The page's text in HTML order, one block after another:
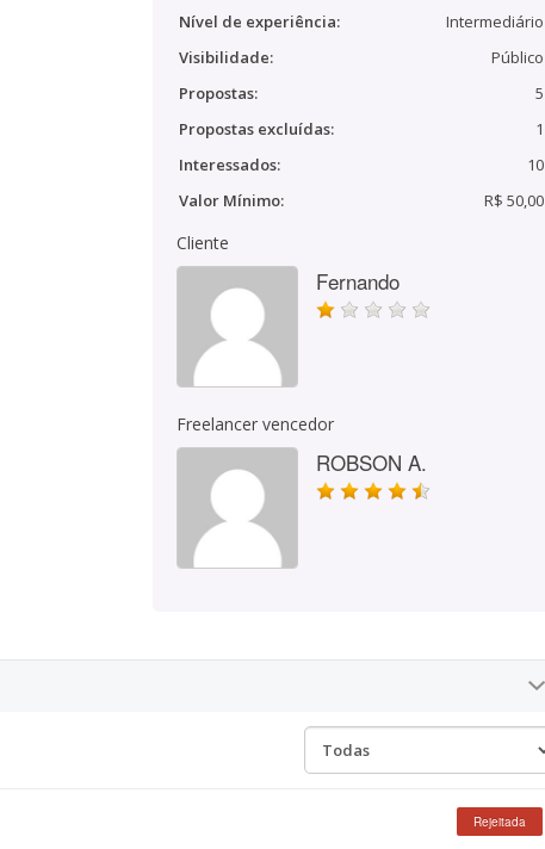
Nível de experiência:
Intermediário
Visibilidade:
Público
Propostas:
5
Propostas excluídas:
1
Interessados:
10
Valor Mínimo:
R$ 50,00
Cliente
Fernando
Freelancer vencedor
ROBSON A.
Rejeitada